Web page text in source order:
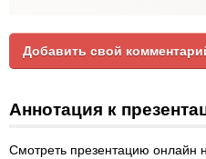
Добавить свой
Аннотация к
Смотреть презентацию онлайн